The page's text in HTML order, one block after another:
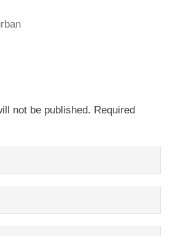
not be published. Required